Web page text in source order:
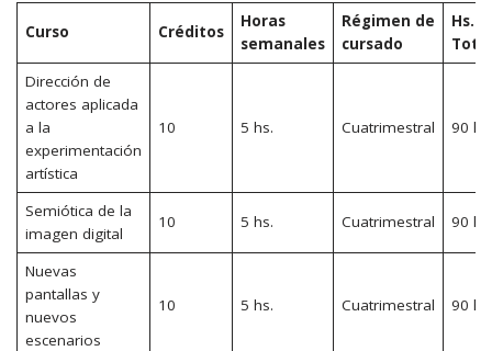
Curso Créditos
Horas
semanales
Régimen de
cursado
Hs.
Dirección de
actores aplicada
a la
experimentación
artística
10 5 hs. Cuatrimestral 90 hs.
Semiótica de la
imagen digital
10 5 hs. Cuatrimestral 90 hs.
Nuevas
pantallas y
nuevos
escenarios
10 5 hs. Cuatrimestral 90 hs.